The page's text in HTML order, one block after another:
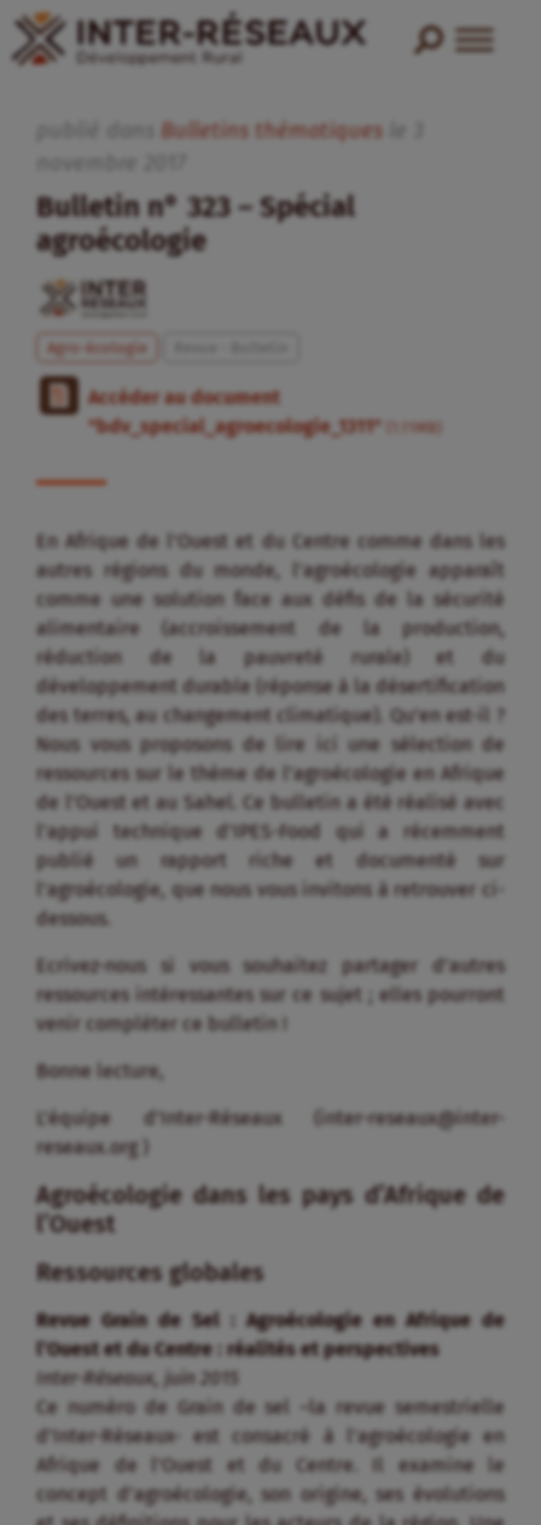
Bulletins thématiques
Bulletin n° 323 – Spécial
agroécologie
Agro-écologie
Accéder au document
"bdv_special_agroecologie_1311"
(1.11MB)
En Afrique de l’Ouest et du Centre comme dans les
autres régions du monde, l’agroécologie apparaît
comme une solution face aux défis de la sécurité
alimentaire (accroissement de la production,
réduction de la pauvreté rurale) et du
développement durable (réponse à la désertification
des terres, au changement climatique). Qu’en est-il ?
Nous vous proposons de lire ici une sélection de
ressources sur le thème de l’agroécologie en Afrique
de l’Ouest et au Sahel. Ce bulletin a été réalisé avec
l’appui technique d’IPES-Food qui a récemment
publié un rapport riche et documenté sur
l’agroécologie, que nous vous invitons à retrouver ci-
dessous.
Ecrivez-nous si vous souhaitez partager d’autres
ressources intéressantes sur ce sujet ; elles pourront
venir compléter ce bulletin !
Bonne lecture,
L’équipe d’Inter-Réseaux (inter-reseaux@inter-
reseaux.org )
Agroécologie dans les pays d’Afrique de
l’Ouest
Ressources globales
Revue Grain de Sel : Agroécologie en Afrique de
l’Ouest et du Centre : réalités et perspectives
Inter-Réseaux, juin 2015
Ce numéro de Grain de sel –la revue semestrielle
d’Inter-Réseaux- est consacré à l’agroécologie en
Afrique de l’Ouest et du Centre. Il examine le
concept d’agroécologie, son origine, ses évolutions